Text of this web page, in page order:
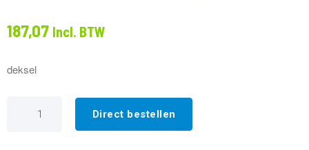
187,07 Incl. BTW
deksel
Direct bestellen